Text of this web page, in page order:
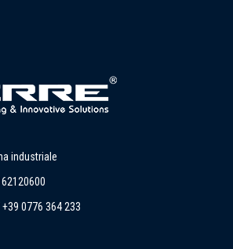
industriale
0776 364 233